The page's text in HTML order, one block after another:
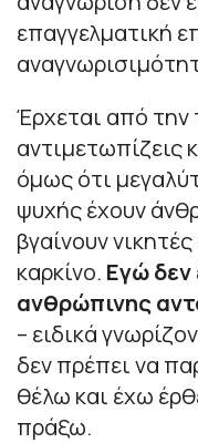
επαγγελματική
Έρχεται από την
αντιμετωπίζεις
όμως ότι
ψυχής έχουν
βγαίνουν
καρκίνο. Εγώ δεν
ανθρώπινης
– ειδικά
δεν πρέπει να
θέλω και έχω
πράξω.